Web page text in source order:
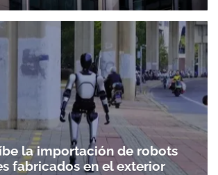
la importación de robots
fabricados en el exterior